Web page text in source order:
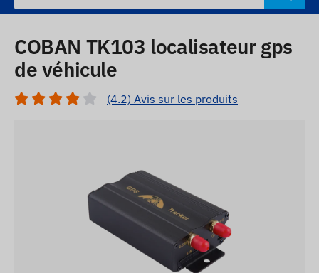
COBAN TK103 localisateur gps
de véhicule
(4.2) Avis sur les produits